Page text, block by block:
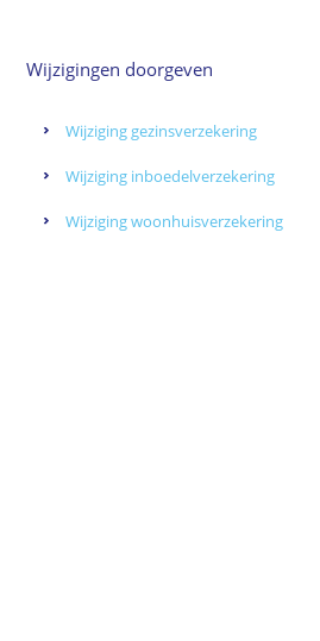
Wijzigingen doorgeven
Wijziging gezinsverzekering
Wijziging inboedelverzekering
Wijziging woonhuisverzekering